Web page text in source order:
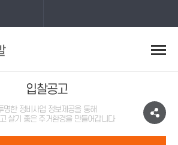
입찰공고
명한 정비사업 정보제공을 통해
살기 좋은 주거환경을 만들어갑니다